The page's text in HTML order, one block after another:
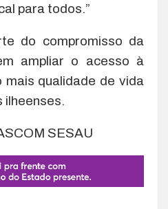
para todos.”
do compromisso da
ampliar o acesso à
mais qualidade de vida
ilheenses.
SESAU